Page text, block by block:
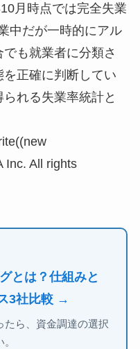
月時点では完全失業
中だが一時的にアル
も就業者に分類さ
正確に判断してい
れる失業率統計と
Inc. All rights
とは？仕組みと
3社比較 →
たら、資金調達の選択